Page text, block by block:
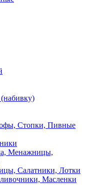
Стопки, Пивные
Менажницы,
Салатники, Лотки
Масленки